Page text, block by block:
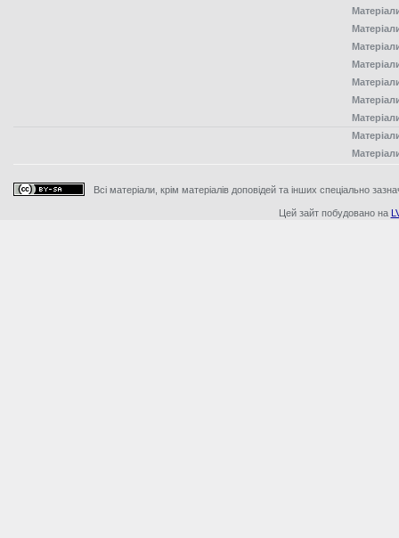
Всі матеріали, крім матеріалів доповідей та інших спеціально
Цей зайт побудовано на